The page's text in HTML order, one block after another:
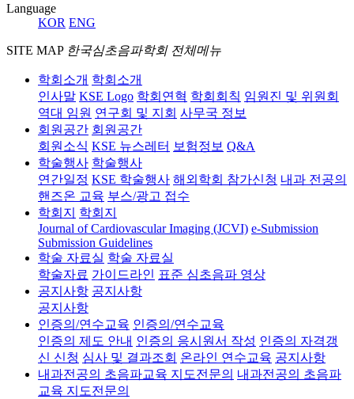
Language
KOR ENG
SITE MAP 한국심초음파학회 전체메뉴
학회소개 학회소개
인사말 KSE Logo 학회연혁 학회회칙 임원진 및 위원회
역대 임원 연구회 및 지회 사무국 정보
회원공간 회원공간
회원소식 KSE 뉴스레터 보험정보 Q&A
학술행사 학술행사
연간일정 KSE 학술행사 해외학회 참가신청 내과 전공의
핸즈온 교육 부스/광고 접수
학회지
학회지
Journal of Cardiovascular Imaging (JCVI) e-Submission
Submission Guidelines
학술 자료실 학술 자료실
학술자료 가이드라인 표준 심초음파 영상
공지사항 공지사항
공지사항
인증의/연수교육 인증의/연수교육
인증의 제도 안내 인증의 응시원서 작성 인증의 자격갱
신 신청 심사 및 결과조회 온라인 연수교육 공지사항
내과전공의 초음파교육 지도전문의 내과전공의 초음파
교육 지도전문의